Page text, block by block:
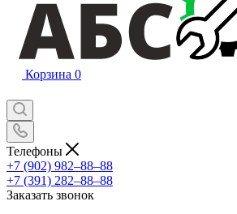
Корзина 0
Телефоны
+7 (902) 982‒88‒88
+7 (391) 282‒88‒88
Заказать звонок